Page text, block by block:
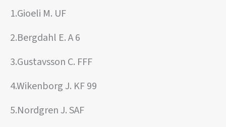
1.Gioeli M. UF
2.Bergdahl E. A 6
3.Gustavsson C. FFF
4.Wikenborg J. KF 99
5.Nordgren J. SAF